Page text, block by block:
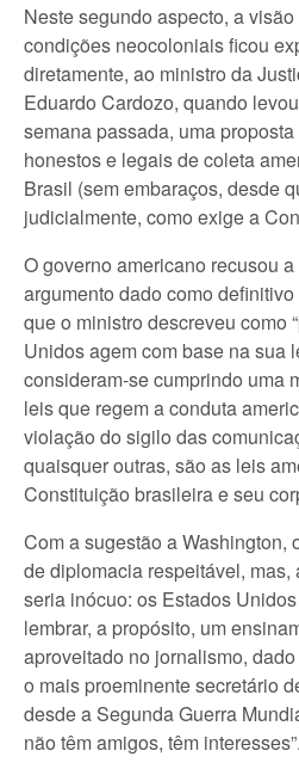
Neste segundo aspecto, a
condições neocoloniais ficou
diretamente, ao ministro da
Eduardo Cardozo, quando
semana passada, uma
honestos e legais de coleta
Brasil (sem embaraços, desde
judicialmente, como exige a
O governo americano recusou
argumento dado como
que o ministro descreveu como
Unidos agem com base na sua
consideram-se cumprindo uma
leis que regem a conduta
violação do sigilo das
quaisquer outras, são as leis
Constituição brasileira e seu
Com a sugestão a Washington,
de diplomacia respeitável, mas,
seria inócuo: os Estados
lembrar, a propósito, um
aproveitado no jornalismo,
o mais proeminente secretário
desde a Segunda Guerra
não têm amigos, têm interesses”.